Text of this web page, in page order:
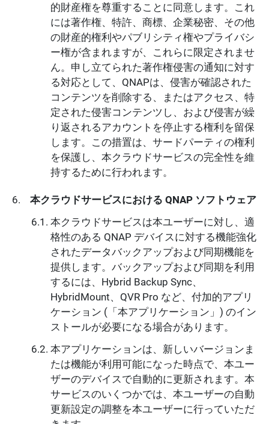
的財産権を尊重することに同意します。これ
には著作権、特許、商標、企業秘密、その他
の財産的権利やパブリシティ権やプライバシ
ー権が含まれますが、これらに限定されませ
ん。申し立てられた著作権侵害の通知に対す
る対応として、QNAPは、侵害が確認された
コンテンツを削除する、またはアクセス、特
定された侵害コンテンツし、および侵害が繰
り返されるアカウントを停止する権利を留保
します。この措置は、サードパーティの権利
を保護し、本クラウドサービスの完全性を維
持するために行われます。
本クラウドサービスにおける QNAP ソフトウェア
本クラウドサービスは本ユーザーに対し、適
格性のある QNAP デバイスに対する機能強化
されたデータバックアップおよび同期機能を
提供します。バックアップおよび同期を利用
するには、Hybrid Backup Sync、
HybridMount、QVR Pro など、付加的アプリ
ケーション (「本アプリケーション」) のイン
ストールが必要になる場合があります。
本アプリケーションは、新しいバージョンま
たは機能が利用可能になった時点で、本ユー
ザーのデバイスで自動的に更新されます。本
サービスのいくつかでは、本ユーザーの自動
更新設定の調整を本ユーザーに行っていただ